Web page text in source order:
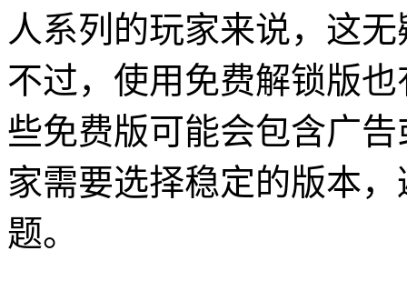
人系列的玩家来说，这
不过，使用免费解锁版
些免费版可能会包含广
家需要选择稳定的版本
题。